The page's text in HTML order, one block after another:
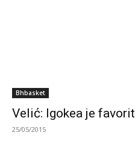
Bhbasket
Velić: Igokea je favorit
25/05/2015